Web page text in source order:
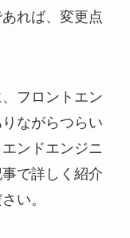
れば、変更点
フロントエン
ながらつらい
ンドエンジニ
で詳しく紹介
い。